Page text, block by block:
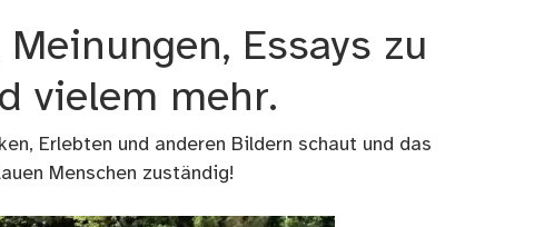
Essays zu
vielem mehr.
Erlebten und anderen Bildern schaut und das
Menschen zuständig!